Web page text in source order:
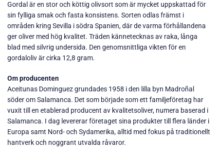
Gordal är en stor och köttig olivsort som är mycket uppskattad för
sin fylliga smak och fasta konsistens. Sorten odlas främst i
områden kring Sevilla i södra Spanien, där de varma förhållandena
ger oliver med hög kvalitet. Träden kännetecknas av raka, långa
blad med silvrig undersida. Den genomsnittliga vikten för en
gordaloliv är cirka 12,8 gram.
Om producenten
Aceitunas Dominguez grundades 1958 i den lilla byn Madroñal
söder om Salamanca. Det som började som ett familjeföretag har
vuxit till en etablerad producent av kvalitetsoliver, numera baserad i
Salamanca. I dag levererar företaget sina produkter till flera länder i
Europa samt Nord- och Sydamerika, alltid med fokus på traditionellt
hantverk och noggrant utvalda råvaror.